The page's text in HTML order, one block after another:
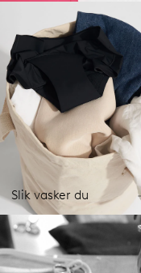
Slik vasker du